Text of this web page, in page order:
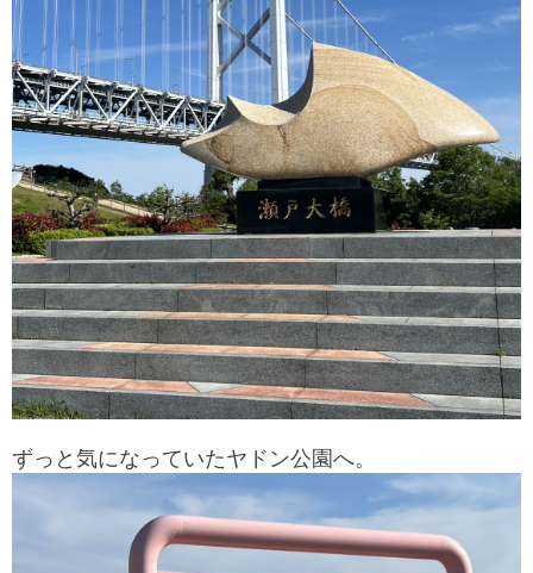
ずっと気になっていたヤドン公園へ。